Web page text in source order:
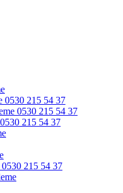
0530 215 54 37
0530 215 54 37
215 54 37
215 54 37